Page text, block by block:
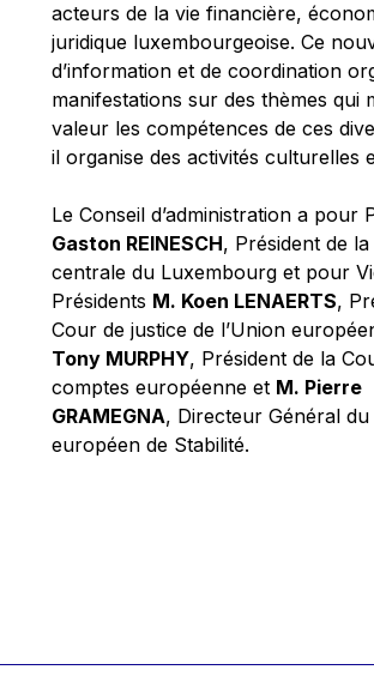
Mireille Delmas-Marty
Nobuo Tanaka
Otmar Issing
Paolo Mengozzi
Paschal Donohoe
Pat Cox
Patrizia Nanz
Philippe Maystadt
Pierre Gramegna
Richard Pelly
Robert Goebbels
Robert REYNDERS
Timothy Radcliffe
acteurs de la vie financière,
juridique luxembourgeoise. Ce
d’information et de coordination
manifestations sur des thèmes qui
valeur les compétences de ces
il organise des activités culturelles
Le Conseil d’administration a pour
Gaston REINESCH, Président de
centrale du Luxembourg et pour
Présidents M. Koen LENAERTS,
Cour de justice de l’Union
Tony MURPHY, Président de la
comptes européenne et M. Pierre
GRAMEGNA, Directeur Général du
européen de Stabilité.